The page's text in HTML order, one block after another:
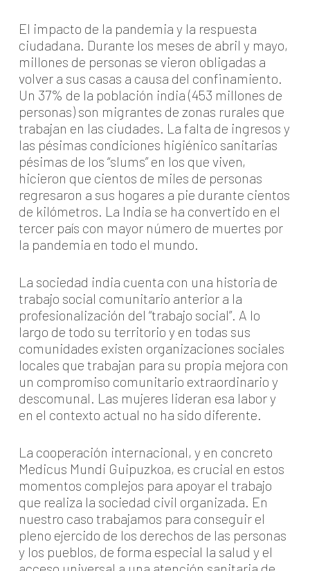
El impacto de la pandemia y la respuesta
ciudadana. Durante los meses de abril y mayo,
millones de personas se vieron obligadas a
volver a sus casas a causa del confinamiento.
Un 37% de la población india (453 millones de
personas) son migrantes de zonas rurales que
trabajan en las ciudades. La falta de ingresos y
las pésimas condiciones higiénico sanitarias
pésimas de los “slums” en los que viven,
hicieron que cientos de miles de personas
regresaron a sus hogares a pie durante cientos
de kilómetros. La India se ha convertido en el
tercer país con mayor número de muertes por
la pandemia en todo el mundo.
La sociedad india cuenta con una historia de
trabajo social comunitario anterior a la
profesionalización del “trabajo social”. A lo
largo de todo su territorio y en todas sus
comunidades existen organizaciones sociales
locales que trabajan para su propia mejora con
un compromiso comunitario extraordinario y
descomunal. Las mujeres lideran esa labor y
en el contexto actual no ha sido diferente.
La cooperación internacional, y en concreto
Medicus Mundi Guipuzkoa, es crucial en estos
momentos complejos para apoyar el trabajo
que realiza la sociedad civil organizada. En
nuestro caso trabajamos para conseguir el
pleno ejercido de los derechos de las personas
y los pueblos, de forma especial la salud y el